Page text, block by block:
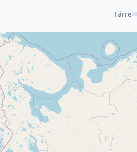
Färre